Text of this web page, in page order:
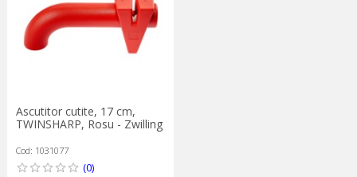
Ascutitor cutite, 17 cm,
TWINSHARP, Rosu - Zwilling
Cod: 1031077
(0)